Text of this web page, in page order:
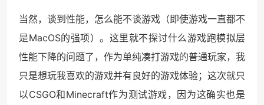
当然，谈到性能，怎么能不谈游戏（即使游戏一直都不
是MacOS的强项）。这里就不探讨什么游戏跑模拟层
性能下降的问题了，作为单纯凑打游戏的普通玩家，我
只是想玩我喜欢的游戏并有良好的游戏体验；这次就只
以CSGO和Minecraft作为测试游戏，因为这确实也是